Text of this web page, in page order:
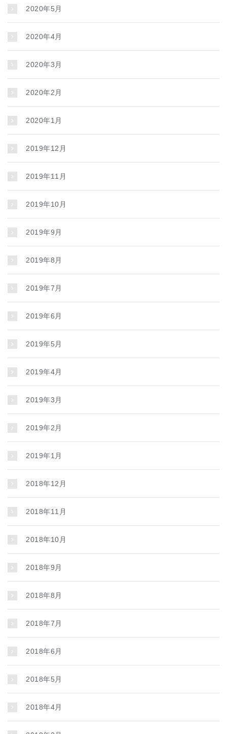
2020年5月
2020年4月
2020年3月
2020年2月
2020年1月
2019年12月
2019年11月
2019年10月
2019年9月
2019年8月
2019年7月
2019年6月
2019年5月
2019年4月
2019年3月
2019年2月
2019年1月
2018年12月
2018年11月
2018年10月
2018年9月
2018年8月
2018年7月
2018年6月
2018年5月
2018年4月